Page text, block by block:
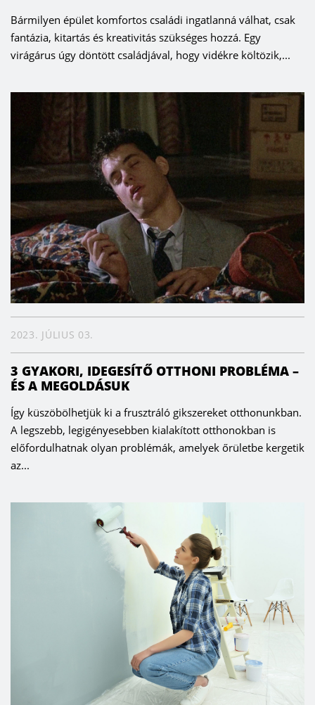
Bármilyen épület komfortos családi ingatlanná válhat, csak
fantázia, kitartás és kreativitás szükséges hozzá. Egy
virágárus úgy döntött családjával, hogy vidékre költözik,...
2023. JÚLIUS 03.
3 GYAKORI, IDEGESÍTŐ OTTHONI PROBLÉMA –
ÉS A MEGOLDÁSUK
Így küszöbölhetjük ki a frusztráló gikszereket otthonunkban.
A legszebb, legigényesebben kialakított otthonokban is
előfordulhatnak olyan problémák, amelyek őrületbe kergetik
az...